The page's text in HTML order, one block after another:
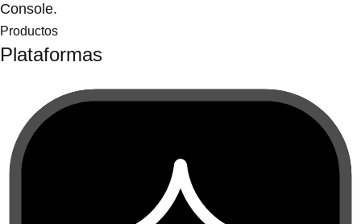
Console.
Productos
Plataformas